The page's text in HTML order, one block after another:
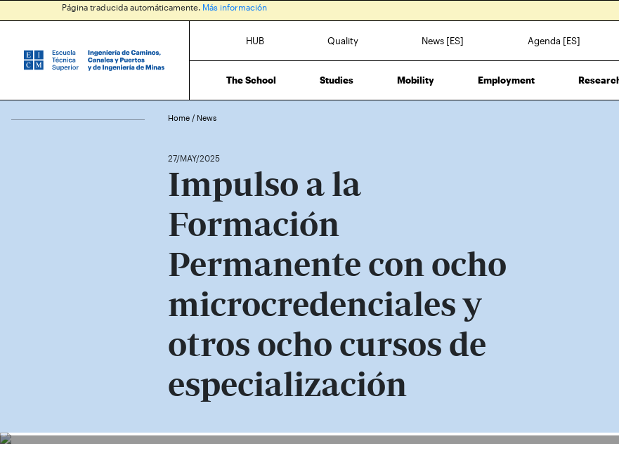
Página traducida automáticamente. Más información
HUB Quality News [ES] Agenda [ES]
The School Studies Mobility Employment
Home / News
27/MAY/2025
Impulso a la
Formación
Permanente con ocho
microcredenciales y
otros ocho cursos de
especialización